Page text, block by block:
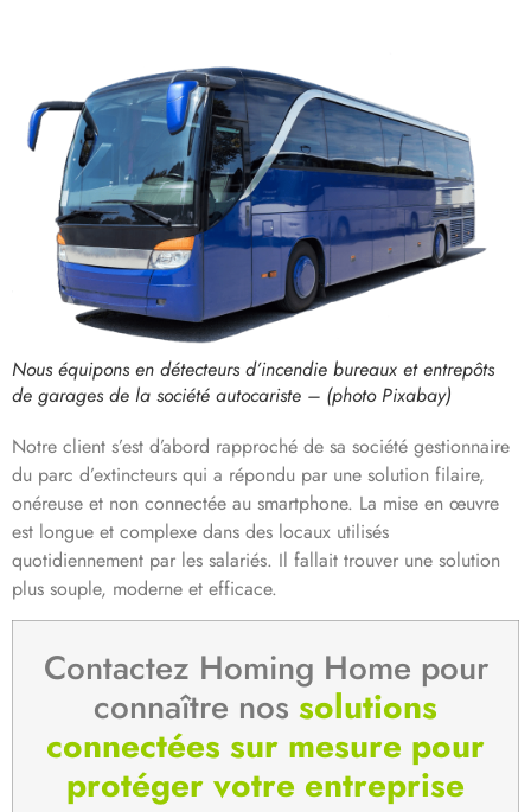
Nous équipons en détecteurs d’incendie bureaux et entrepôts
de garages de la société autocariste – (photo Pixabay)
Notre client s’est d’abord rapproché de sa société gestionnaire
du parc d’extincteurs qui a répondu par une solution filaire,
onéreuse et non connectée au smartphone. La mise en œuvre
est longue et complexe dans des locaux utilisés
quotidiennement par les salariés. Il fallait trouver une solution
plus souple, moderne et efficace.
Contactez Homing Home pour
connaître nos solutions
connectées sur mesure pour
protéger votre entreprise